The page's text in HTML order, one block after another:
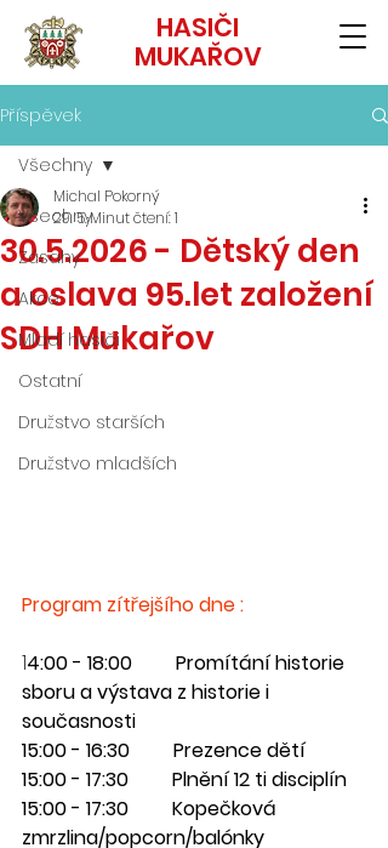
HASIČI
MUKAŘOV
Příspěvek
Všechny
Zásahy
Akce
Mladí hasiči
Ostatní
Družstvo starších
Družstvo mladších
Všechny
30.5.2026 - Dětský den
a oslava 95.let založení
SDH Mukařov
Michal Pokorný
29. 5.Minut čtení: 1
Program zítřejšího dne :
14:00 - 18:00         Promítání historie
sboru a výstava z historie i
současnosti
15:00 - 16:30         Prezence dětí
15:00 - 17:30         Plnění 12 ti disciplín
15:00 - 17:30         Kopečková
zmrzlina/popcorn/balónky